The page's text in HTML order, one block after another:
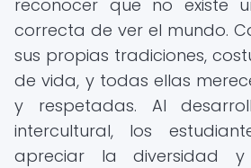
reconocer que no existe
correcta de ver el mundo.
sus propias tradiciones,
de vida, y todas ellas
y respetadas. Al
intercultural, los
apreciar la diversidad